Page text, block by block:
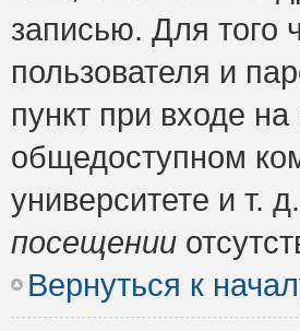
записью. Для того
пользователя и
пункт при входе
общедоступном
университете и т.
посещении
Вернуться к